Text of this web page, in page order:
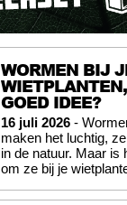
WORMEN BIJ
GOED IDEE?
16 juli 2026 -
maken het luchtig,
in de natuur. Maar is
om ze bij je